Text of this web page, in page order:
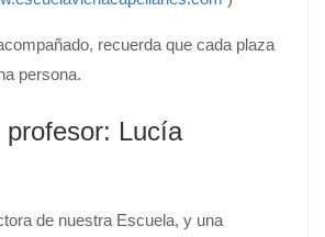
recuerda que cada plaza
persona.
profesor: Lucía
de nuestra Escuela, y una